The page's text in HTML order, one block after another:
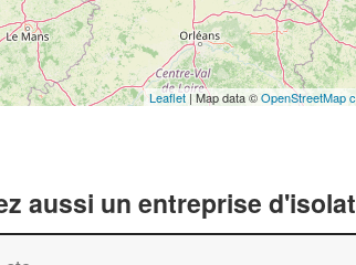
Leaflet| Map data ©OpenStreetMap
aussi un entreprise